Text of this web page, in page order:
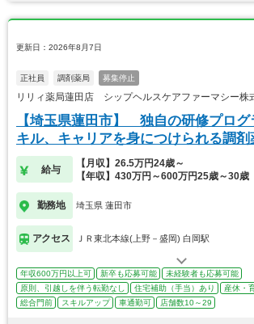
更新日：2026年8月7日
正社員 調剤薬局 募集停止
リリィ薬局蓮田店 シップヘルスケアファーマシー株
【埼玉県蓮田市】 独自の研修プログ
キル、キャリアを身につけられる調剤
給与
【月収】26.5万円24歳～
【年収】430万円～600万円25歳～30歳
勤務地 埼玉県 蓮田市
アクセス ＪＲ東北本線(上野－盛岡) 白岡駅
年収600万円以上可 新卒も応募可能
未経験者も応募可能
原則、引越しを伴う転勤なし
住宅補助（手当）あり
産休・
総合門前
スキルアップ 車通勤可 店舗数10～29